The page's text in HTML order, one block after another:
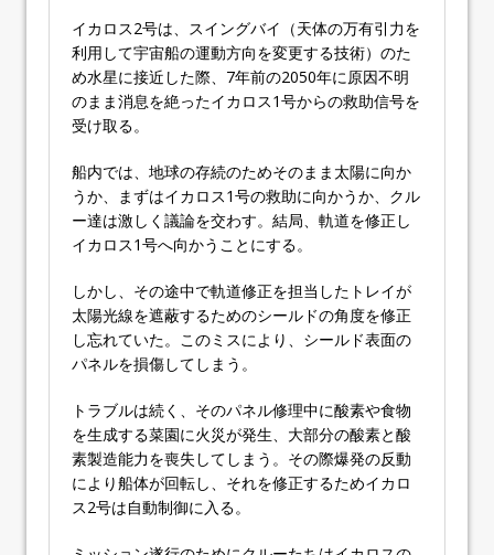
イカロス2号は、スイングバイ（天体の万有引力を
利用して宇宙船の運動方向を変更する技術）のた
め水星に接近した際、7年前の2050年に原因不明
のまま消息を絶ったイカロス1号からの救助信号を
受け取る。
船内では、地球の存続のためそのまま太陽に向か
うか、まずはイカロス1号の救助に向かうか、クル
ー達は激しく議論を交わす。結局、軌道を修正し
イカロス1号へ向かうことにする。
しかし、その途中で軌道修正を担当したトレイが
太陽光線を遮蔽するためのシールドの角度を修正
し忘れていた。このミスにより、シールド表面の
パネルを損傷してしまう。
トラブルは続く、そのパネル修理中に酸素や食物
を生成する菜園に火災が発生、大部分の酸素と酸
素製造能力を喪失してしまう。その際爆発の反動
により船体が回転し、それを修正するためイカロ
ス2号は自動制御に入る。